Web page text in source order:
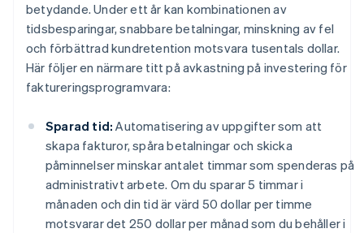
betydande. Under ett år kan kombinationen av
tidsbesparingar, snabbare betalningar, minskning av fel
och förbättrad kundretention motsvara tusentals dollar.
Här följer en närmare titt på avkastning på investering för
faktureringsprogramvara:
Sparad tid: Automatisering av uppgifter som att
skapa fakturor, spåra betalningar och skicka
påminnelser minskar antalet timmar som spenderas på
administrativt arbete. Om du sparar 5 timmar i
månaden och din tid är värd 50 dollar per timme
motsvarar det 250 dollar per månad som du behåller i